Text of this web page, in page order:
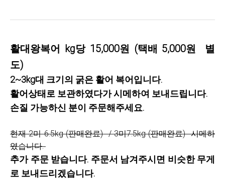
활대왕복어 kg당 15,000원 (택배 5,000원 별
도)
2~3kg대 크기의 굵은 활어 복어입니다.
활어상태로 보관하였다가 시메하여 보내드립니다.
손질 가능하신 분이 주문해주세요.
현재 2미 6.5kg (판매완료) / 3미7.5kg (판매완료) 시메하
였습니다.
추가 주문 받습니다. 주문서 남겨주시면 비슷한 무게
로 보내드리겠습니다.